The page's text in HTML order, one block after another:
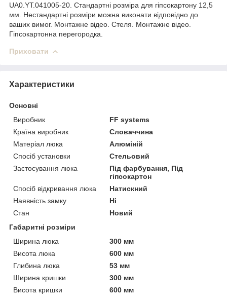
UA0.YT.041005-20. Стандартні розміра для гіпсокартону 12,5
мм. Нестандартні розміри можна виконати відповідно до
ваших вимог. Монтажне відео. Стеля. Монтажне відео.
Гіпсокартонна перегородка.
Приховати
Характеристики
Основні
Виробник
FF systems
Країна виробник
Словаччина
Матеріал люка
Алюміній
Спосіб установки
Стельовий
Застосування люка
Під фарбування, Під
гіпсокартон
Спосіб відкривання люка
Натискний
Наявність замку
Ні
Стан
Новий
Габаритні розміри
Ширина люка
300 мм
Висота люка
600 мм
Глибина люка
53 мм
Ширина кришки
300 мм
Висота кришки
600 мм